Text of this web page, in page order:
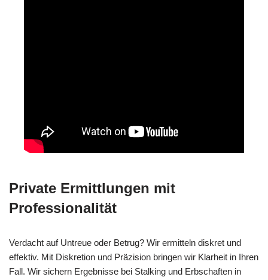
Private Ermittlungen mit
Professionalität
Verdacht auf Untreue oder Betrug? Wir ermitteln diskret und
effektiv. Mit Diskretion und Präzision bringen wir Klarheit in Ihren
Fall. Wir sichern Ergebnisse bei Stalking und Erbschaften in